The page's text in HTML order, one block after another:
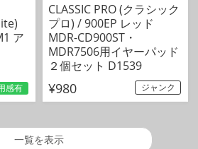
ア
感有
CLASSIC PRO (クラシック
プロ) / 900EP レッド
MDR-CD900ST・
MDR7506用イヤーパッド
２個セット D1539
¥980 ジャンク
一覧を表示